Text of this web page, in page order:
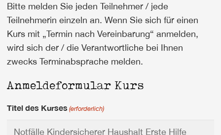
Bitte melden Sie jeden Teilnehmer / jede
Teilnehmerin einzeln an. Wenn Sie sich für einen
Kurs mit „Termin nach Vereinbarung“ anmelden,
wird sich der / die Verantwortliche bei Ihnen
zwecks Terminabsprache melden.
Anmeldeformular Kurs
Titel des Kurses (erforderlich)